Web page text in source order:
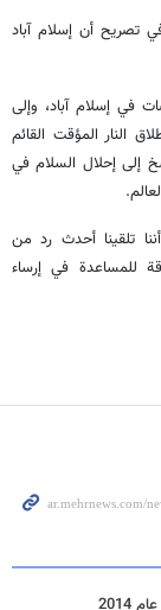
تصريح أن إسلام آباد
في إسلام آباد، وإلى
النار المؤقت القائم
إلى إحلال السلام في
تلقينا أحدث رد من
للمساعدة في إرساء